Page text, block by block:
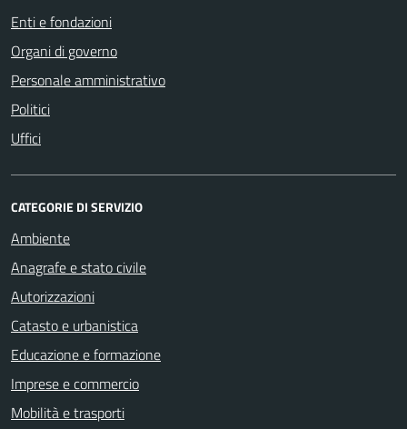
Enti e fondazioni
Organi di governo
Personale amministrativo
Politici
Uffici
CATEGORIE DI SERVIZIO
Ambiente
Anagrafe e stato civile
Autorizzazioni
Catasto e urbanistica
Educazione e formazione
Imprese e commercio
Mobilità e trasporti